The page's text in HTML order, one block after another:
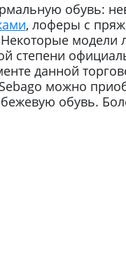
обувь:
, лоферы с
модели
степени
данной
можно
обувь.